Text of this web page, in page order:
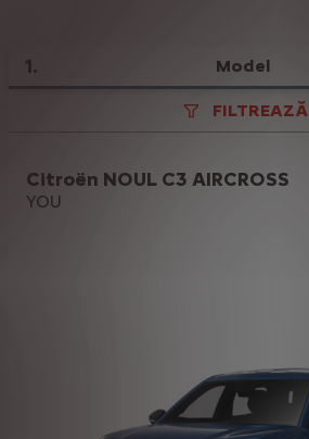
1. Model
FILTREAZĂ
Citroën NOUL C3 AIRCROSS
YOU